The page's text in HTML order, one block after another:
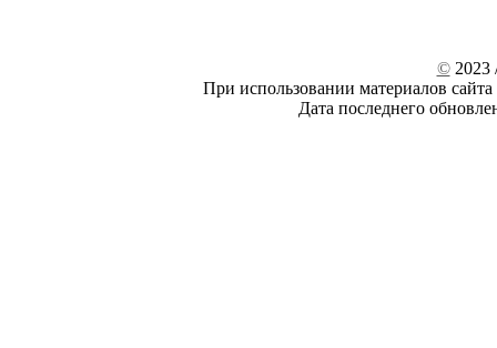
©2023
При использовании материалов
Дата последнего